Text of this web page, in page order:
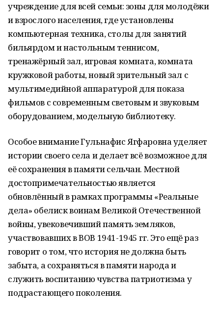
учреждение для всей семьи: зоны для молодёжи
и взрослого населения, где установлены
компьютерная техника, столы для занятий
бильярдом и настольным теннисом,
тренажёрный зал, игровая комната, комната
кружковой работы, новый зрительный зал с
мультимедийной аппаратурой для показа
фильмов с современным световым и звуковым
оборудованием, модельную библиотеку.
Особое внимание Гульнафис Ягфаровна уделяет
истории своего села и делает всё возможное для
её сохранения в памяти сельчан. Местной
достопримечательностью является
обновлённый в рамках программы «Реальные
дела» обелиск воинам Великой Отечественной
войны, увековечивший память земляков,
участвовавших в ВОВ 1941-1945 гг. Это ещё раз
говорит о том, что история не должна быть
забыта, а сохраняться в памяти народа и
служить воспитанию чувства патриотизма у
подрастающего поколения.